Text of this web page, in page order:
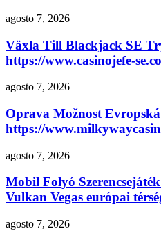
agosto 7, 2026
Växla Till Blackjack SE
https://www.casinojefe-
agosto 7, 2026
Oprava Možnost
https://
agosto 7, 2026
Mobil Folyó
Vulkan Vegas európai
agosto 7, 2026